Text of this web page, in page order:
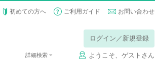
初めての方へ ご利用ガイド お問い合わせ
ログイン／新規登録
ようこそ、ゲストさん
詳細検索